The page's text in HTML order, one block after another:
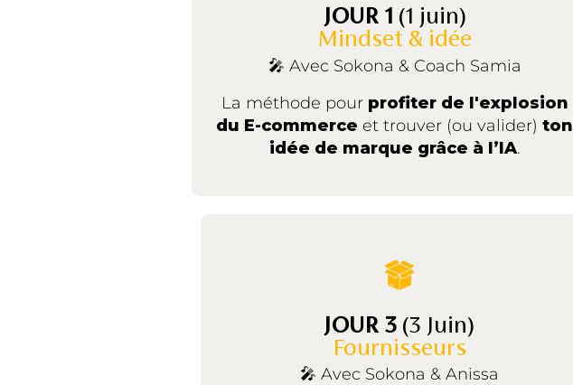
JOUR 1 (1 juin)
Mindset & idée
🎤 Avec Sokona & Coach Samia
La méthode pour profiter de l'explosion
du E-commerce et trouver (ou valider) ton
idée de marque grâce à l’IA.
JOUR 3 (3 Juin)
Fournisseurs
🎤 Avec Sokona & Anissa